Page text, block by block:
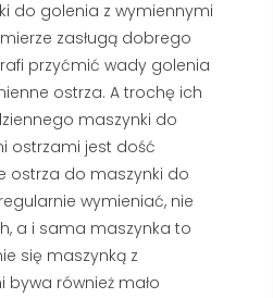
do golenia z wymiennymi
zasługą dobrego
przyćmić wady golenia
ostrza. A trochę ich
maszynki do
ostrzami jest dość
ostrza do maszynki do
wymieniać, nie
a i sama maszynka to
się maszynką z
również mało